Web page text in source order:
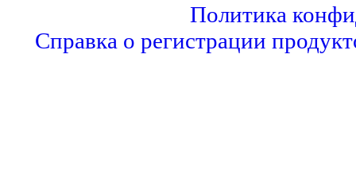
Политика
Справка о регистрации